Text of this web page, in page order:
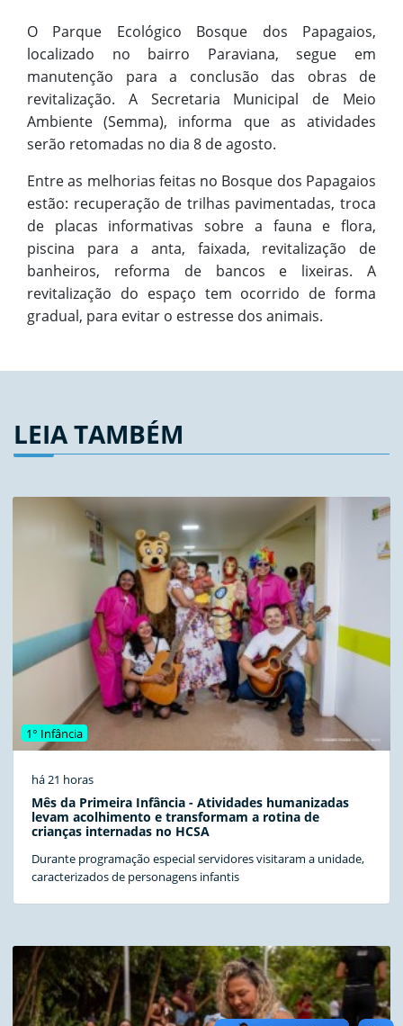
O Parque Ecológico Bosque dos Papagaios,
localizado no bairro Paraviana, segue em
manutenção para a conclusão das obras de
revitalização. A Secretaria Municipal de Meio
Ambiente (Semma), informa que as atividades
serão retomadas no dia 8 de agosto.
Entre as melhorias feitas no Bosque dos Papagaios
estão: recuperação de trilhas pavimentadas, troca
de placas informativas sobre a fauna e flora,
piscina para a anta, faixada, revitalização de
banheiros, reforma de bancos e lixeiras. A
revitalização do espaço tem ocorrido de forma
gradual, para evitar o estresse dos animais.
LEIA TAMBÉM
1° Infância
há 21 horas
Mês da Primeira Infância - Atividades humanizadas
levam acolhimento e transformam a rotina de
crianças internadas no HCSA
Durante programação especial servidores visitaram a unidade,
caracterizados de personagens infantis